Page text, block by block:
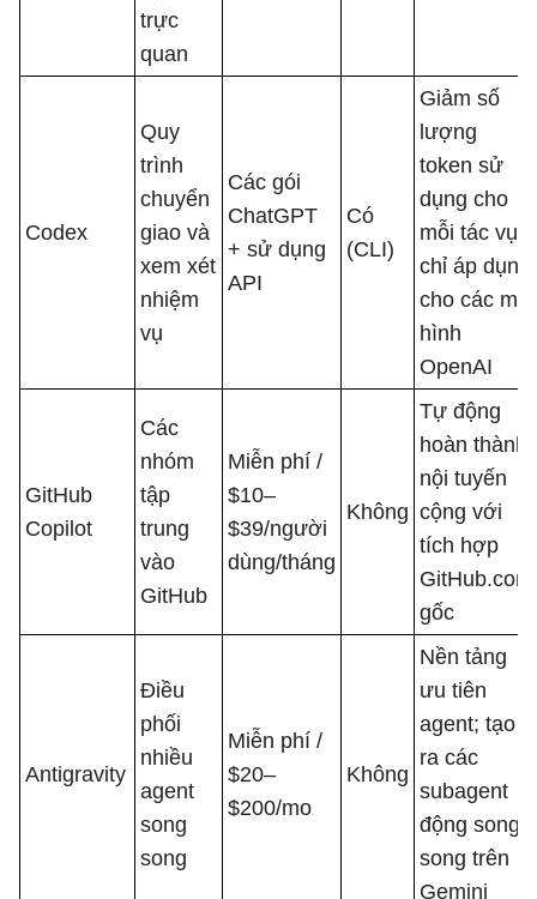
trực
quan
Codex
Quy
trình
chuyển
giao và
xem xét
nhiệm
vụ
Các gói
ChatGPT
+ sử dụng
API
Có
(CLI)
Giảm số
lượng
token sử
dụng cho
mỗi tác vụ;
chỉ áp dụng
cho các mô
hình
OpenAI
GitHub
Copilot
Các
nhóm
tập
trung
vào
GitHub
Miễn phí /
$10–
$39/người
dùng/tháng
Không
Tự động
hoàn thành
nội tuyến
cộng với
tích hợp
GitHub.com
gốc
Antigravity
Điều
phối
nhiều
agent
song
song
Miễn phí /
$20–
$200/mo
Không
Nền tảng
ưu tiên
agent; tạo
ra các
subagent
động song
song trên
Gemini